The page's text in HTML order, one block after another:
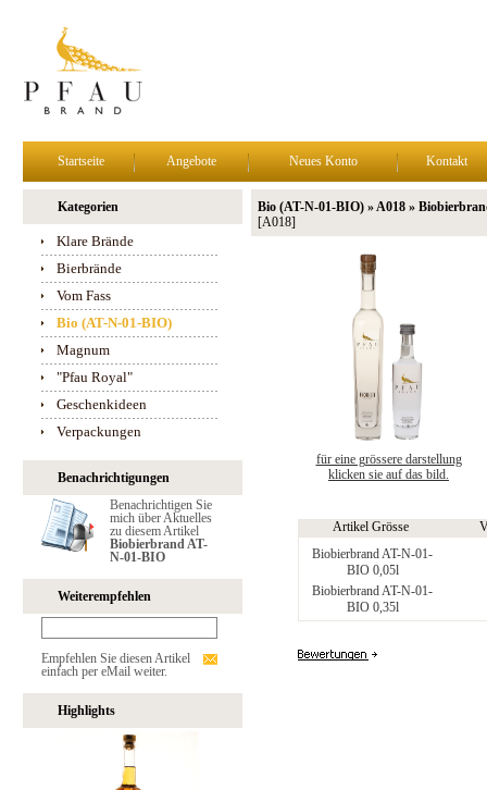
Startseite Angebote Neues Konto Kontakt
Kategorien
Klare Brände
Bierbrände
Vom Fass
Bio (AT-N-01-BIO)
Magnum
"Pfau Royal"
Geschenkideen
Verpackungen
Benachrichtigungen
Benachrichtigen Sie
mich über Aktuelles
zu diesem Artikel
Biobierbrand AT-
N-01-BIO
Weiterempfehlen
Empfehlen Sie diesen Artikel
einfach per eMail weiter.
Highlights
Bio (AT-N-01-BIO) » A018 »
[A018]
für eine grössere darstellung
klicken sie auf das bild.
Artikel Grösse
Biobierbrand AT-N-01-
BIO 0,05l
Biobierbrand AT-N-01-
BIO 0,35l